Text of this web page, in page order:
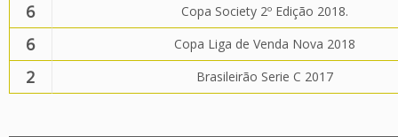
6 Copa Society 2º Edição 2018.
6 Copa Liga de Venda Nova 2018
2 Brasileirão Serie C 2017